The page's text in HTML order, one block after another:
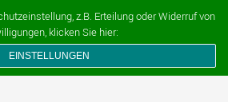
z.B. Erteilung oder Widerruf von
klicken Sie hier:
EINSTELLUNGEN